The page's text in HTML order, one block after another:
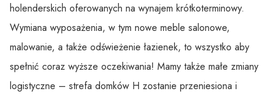
holenderskich oferowanych na wynajem krótkoterminowy.
Wymiana wyposażenia, w tym nowe meble salonowe,
malowanie, a także odświeżenie łazienek, to wszystko aby
spełnić coraz wyższe oczekiwania! Mamy także małe zmiany
logistyczne – strefa domków H zostanie przeniesiona i